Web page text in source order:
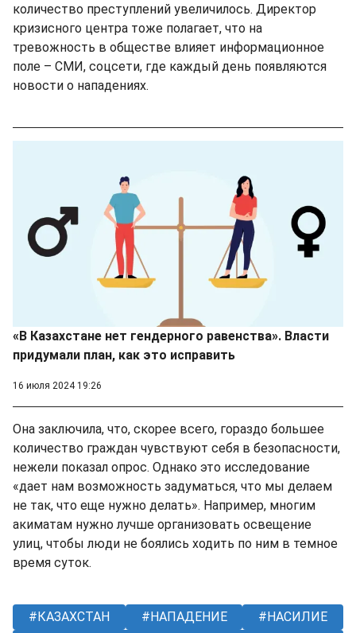
количество преступлений увеличилось. Директор
кризисного центра тоже полагает, что на
тревожность в обществе влияет информационное
поле – СМИ, соцсети, где каждый день появляются
новости о нападениях.
«В Казахстане нет гендерного равенства». Власти
придумали план, как это исправить
16 июля 2024 19:26
Она заключила, что, скорее всего, гораздо большее
количество граждан чувствуют себя в безопасности,
нежели показал опрос. Однако это исследование
«дает нам возможность задуматься, что мы делаем
не так, что еще нужно делать». Например, многим
акиматам нужно лучше организовать освещение
улиц, чтобы люди не боялись ходить по ним в темное
время суток.
КАЗАХСТАН НАПАДЕНИЕ
НАСИЛИЕ